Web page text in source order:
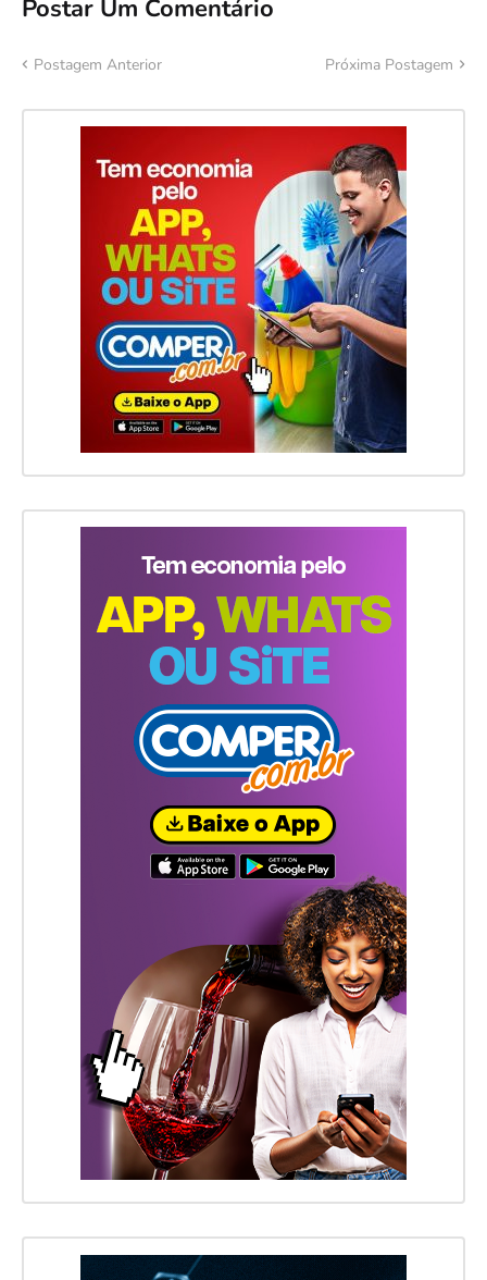
Postar Um Comentário
Postagem Anterior Próxima Postagem